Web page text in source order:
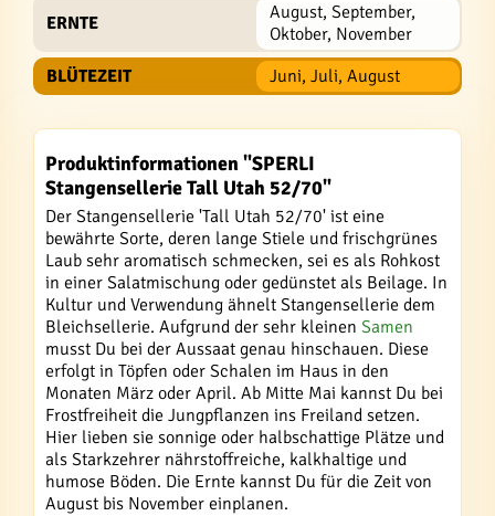
ERNTE
August, September,
Oktober, November
BLÜTEZEIT
Juni, Juli, August
Produktinformationen "SPERLI
Stangensellerie Tall Utah 52/70"
Der Stangensellerie 'Tall Utah 52/70' ist eine
bewährte Sorte, deren lange Stiele und frischgrünes
Laub sehr aromatisch schmecken, sei es als Rohkost
in einer Salatmischung oder gedünstet als Beilage. In
Kultur und Verwendung ähnelt Stangensellerie dem
Bleichsellerie. Aufgrund der sehr kleinen Samen
musst Du bei der Aussaat genau hinschauen. Diese
erfolgt in Töpfen oder Schalen im Haus in den
Monaten März oder April. Ab Mitte Mai kannst Du bei
Frostfreiheit die Jungpflanzen ins Freiland setzen.
Hier lieben sie sonnige oder halbschattige Plätze und
als Starkzehrer nährstoffreiche, kalkhaltige und
humose Böden. Die Ernte kannst Du für die Zeit von
August bis November einplanen.